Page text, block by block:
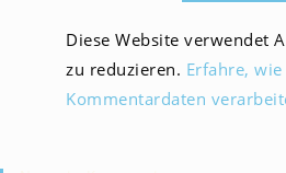
Diese Website verwendet
zu reduzieren. Erfahre,
Kommentardaten